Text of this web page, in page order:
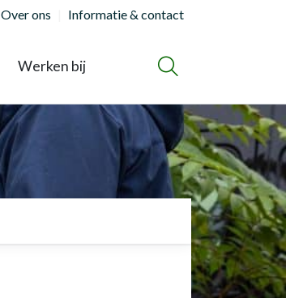
Over ons Informatie & contact
Werken bij ZOEKEN